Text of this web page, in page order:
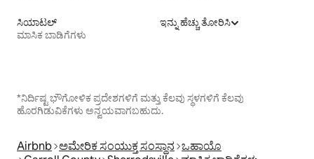
ಸಿಯಾಟಲ್
ಮಾಸಿಕ ಬಾಡಿಗೆಗಳು
ಇನ್ನು ಹೆಚ್ಚು ತೋರಿಸಿ
*ನಿರ್ದಿಷ್ಟ ಭೌಗೋಳಿಕ ಪ್ರದೇಶಗಳಿಗೆ ಮತ್ತು ಕೆಲವು ಸ್ಥಳಗಳಿಗೆ ಕೆಲವು
ಹೊರಗಿಡುವಿಕೆಗಳು ಅನ್ವಯವಾಗಬಹುದು.
Airbnb ಅಮೇರಿಕ ಸಂಯುಕ್ತ ಸಂಸ್ಥಾನ ಒಹಾಯೊ